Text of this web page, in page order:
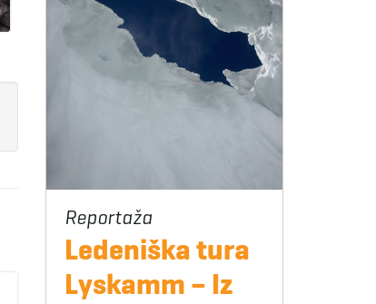
Ledeniška tura
Lyskamm – Iz